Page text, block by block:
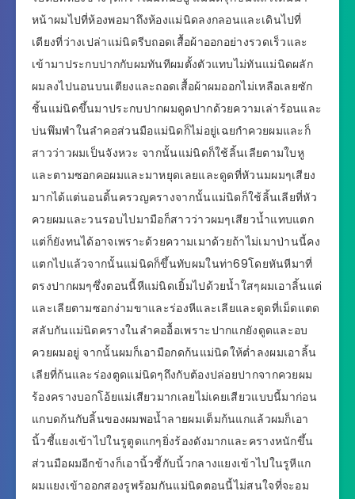
หน้าผมไปที่ห้องพอมาถึงห้องแม่นิดลงกลอนและเดินไปที่
เตียงที่ว่างเปล่าแม่นิดรีบถอดเสื้อผ้าออกอย่างรวดเร็วและ
เข้ามาประกบปากกับผมทันทีผมตั้งตัวแทบไม่ทันแม่นิดผลัก
ผมลงไปนอนบนเตียงและถอดเสื้อผ้าผมออกไม่เหลือเลยซัก
ชิ้นแม่นิดขึ้นมาประกบปากผมดูดปากด้วยความเล่าร้อนและ
บ่นพึมพำในลำคอส่วนมือแม่นิดก็ไม่อยู่เฉยกำควยผมและก็
สาวว่าวผมเป็นจังหวะ จากนั้นแม่นิดก็ใช้ลิ้นเลียตามใบหู
และตามซอกคอผมและมาหยุดเลยและดูดที่หัวนมผมๆเสียง
มากได้แต่นอนดิ้นครวญครางจากนั้นแม่นิดก็ใช้ลิ้นเลียที่หัว
ควยผมและวนรอบไปมามือก็สาวว่าวผมๆเสียวน้ำแทบแตก
แต่ก็ยังทนได้อาจเพราะด้วยความเมาด้วยถ้าไม่เมาป่านนี้คง
แตกไปแล้วจากนั้นแม่นิดก็ขึ้นทับผมในท่า69โดยหันหีมาที่
ตรงปากผมๆซึ่งตอนนี้หีแม่นิดเยิ้มไปด้วยน้ำใสๆผมเอาลิ้นแต่
และเลียตามซอกง่ามขาและร่องหีและเลียและดูดที่เม็ดแตด
สลับกันแม่นิดครางในลำคออื้อเพราะปากแกยังดูดและอบ
ควยผมอยู่ จากนั้นผมก็เอามือกดก้นแม่นิดให้ต่ำลงผมเอาลิ้น
เลียที่ก้นและร่องตูดแม่นิดๆถึงกับต้องปล่อยปากจากควยผม
ร้องครางบอกโอ้ยแม่เสียวมากเลยไม่เคยเสียวแบบนี้มาก่อน
แกบดก้นกับลิ้นของผมพอน้ำลายผมเต็มก้นแกแล้วผมก็เอา
นิ้วชี้แยงเข้าไปในรูตูดแกๆยิ่งร้องดังมากและครางหนักขึ้น
ส่วนมือผมอีกข้างก็เอานิ้วชี้กับนิ้วกลางแยงเข้าไปในรูหีแก
ผมแยงเข้าออกสองรูพร้อมกันแม่นิดตอนนี้ไม่สนใจที่จะอม